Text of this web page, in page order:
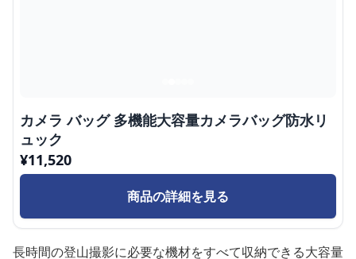
カメラ バッグ 多機能大容量カメラバッグ防水リ
ュック
¥11,520
商品の詳細を見る
長時間の登山撮影に必要な機材をすべて収納できる大容量